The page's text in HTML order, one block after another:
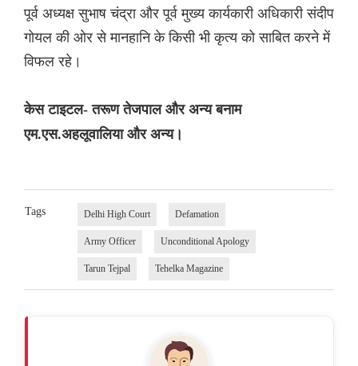
पूर्व अध्यक्ष सुभाष चंद्रा और पूर्व मुख्य कार्यकारी अधिकारी संदीप
गोयल की ओर से मानहानि के किसी भी कृत्य को साबित करने में
विफल रहे।
केस टाइटल- तरूण तेजपाल और अन्य बनाम
एम.एस.अहलूवालिया और अन्य।
Tags Delhi High Court Defamation
Army Officer Unconditional Apology
Tarun Tejpal Tehelka Magazine